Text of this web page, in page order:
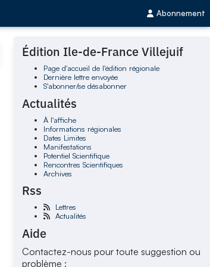
Abonnement
Édition Ile-de-France Villejuif
Page d'accueil de l'édition régionale
Dernière lettre envoyée
S'abonner/se désabonner
Actualités
À l'affiche
Informations régionales
Dates Limites
Manifestations
Potentiel Scientifique
Rencontres Scientifiques
Archives
Rss
Lettres
Actualités
Aide
Contactez-nous pour toute suggestion ou
problème :